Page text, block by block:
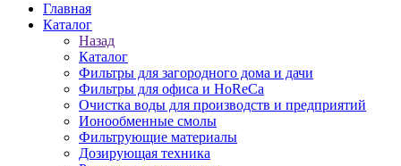
Главная
Каталог
Назад
Каталог
Фильтры для загородного дома и дачи
Фильтры для офиса и HoReCa
Очистка воды для производств и предприятий
Ионообменные смолы
Фильтрующие материалы
Дозирующая техника